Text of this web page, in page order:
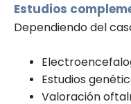
Estudios
Dependiendo del
Estudios
Valoración